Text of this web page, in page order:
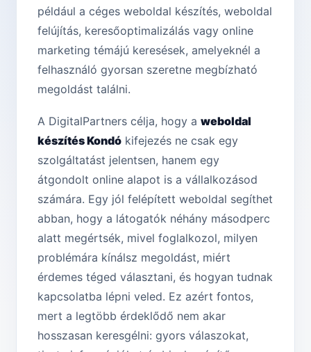
például a céges weboldal készítés, weboldal
felújítás, keresőoptimalizálás vagy online
marketing témájú keresések, amelyeknél a
felhasználó gyorsan szeretne megbízható
megoldást találni.
A DigitalPartners célja, hogy a weboldal
készítés Kondó kifejezés ne csak egy
szolgáltatást jelentsen, hanem egy
átgondolt online alapot is a vállalkozásod
számára. Egy jól felépített weboldal segíthet
abban, hogy a látogatók néhány másodperc
alatt megértsék, mivel foglalkozol, milyen
problémára kínálsz megoldást, miért
érdemes téged választani, és hogyan tudnak
kapcsolatba lépni veled. Ez azért fontos,
mert a legtöbb érdeklődő nem akar
hosszasan keresgélni: gyors válaszokat,